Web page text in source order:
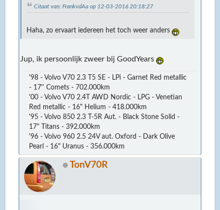
Citaat van: FrankvdAa op 12-03-2016 20:18:27
Haha, zo ervaart iedereen het toch weer anders
Jup, ik persoonlijk zweer bij GoodYears
'98 - Volvo V70 2.3 T5 SE - LPi - Garnet Red metallic
- 17'' Comets - 702.000km
'00 - Volvo V70 2.4T AWD Nordic - LPG - Venetian
Red metallic - 16" Helium - 418.000km
'95 - Volvo 850 2.3 T-5R Aut. - Black Stone Solid -
17" Titans - 392.000km
'96 - Volvo 960 2.5 24V aut. Oxford - Dark Olive
Pearl - 16" Uranus - 356.000km
TonV70R